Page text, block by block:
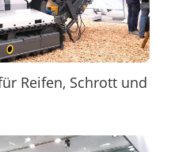
Reifen, Schrott und